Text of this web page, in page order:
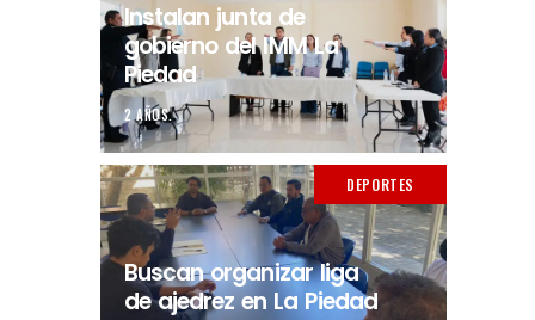
Instalan junta de
gobierno del IMM La
Piedad
2 AÑOS.
DEPORTES
Buscan organizar liga
de ajedrez en La Piedad